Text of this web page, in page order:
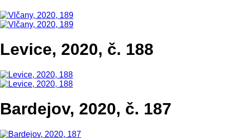
Levice, 2020, č. 188
Bardejov, 2020, č. 187